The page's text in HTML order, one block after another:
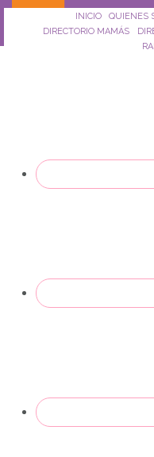
Saltar al contenido
INICIO QUIENES
DIRECTORIO MAMÁS